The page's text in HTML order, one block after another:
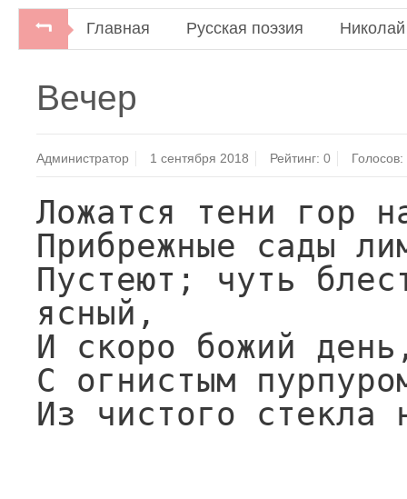
Главная Русская поэзия
Вечер
Администратор 1 сентября 2018 Рейтинг:0 Голосов:
Ложатся тени гор
Прибрежные сады
Пустеют; чуть
ясный,
И скоро божий
С огнистым
Из чистого стекла